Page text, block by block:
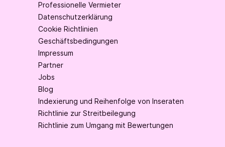
Professionelle Vermieter
Datenschutzerklärung
Cookie Richtlinien
Geschäftsbedingungen
Impressum
Partner
Jobs
Blog
Indexierung und Reihenfolge von Inseraten
Richtlinie zur Streitbeilegung
Richtlinie zum Umgang mit Bewertungen